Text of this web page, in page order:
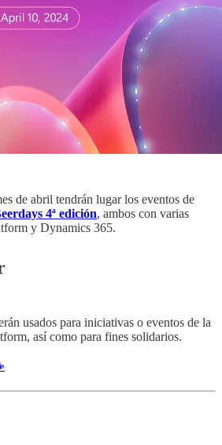
de abril tendrán lugar los eventos de
4ª edición, ambos con varias
y Dynamics 365.
usados para iniciativas o eventos de la
así como para fines solidarios.